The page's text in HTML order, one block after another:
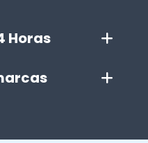
Horas